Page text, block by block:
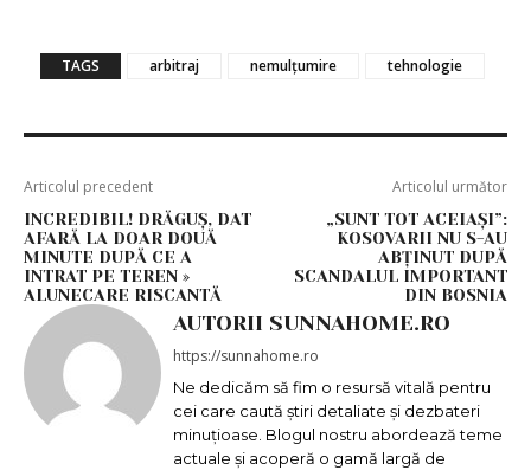
TAGS arbitraj nemulțumire tehnologie
Articolul precedent
INCREDIBIL! DRĂGUȘ, DAT
AFARĂ LA DOAR DOUĂ
MINUTE DUPĂ CE A
INTRAT PE TEREN »
ALUNECARE RISCANTĂ
Articolul următor
„SUNT TOT ACEIAȘI”:
KOSOVARII NU S-AU
ABȚINUT DUPĂ
SCANDALUL IMPORTANT
DIN BOSNIA
AUTORII SUNNAHOME.RO
https://sunnahome.ro
Ne dedicăm să fim o resursă vitală pentru
cei care caută știri detaliate și dezbateri
minuțioase. Blogul nostru abordează teme
actuale și acoperă o gamă largă de